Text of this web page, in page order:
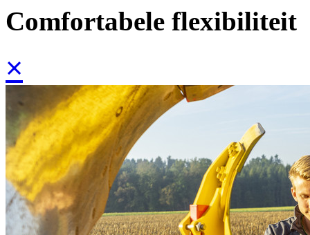
Comfortabele flexibiliteit
×